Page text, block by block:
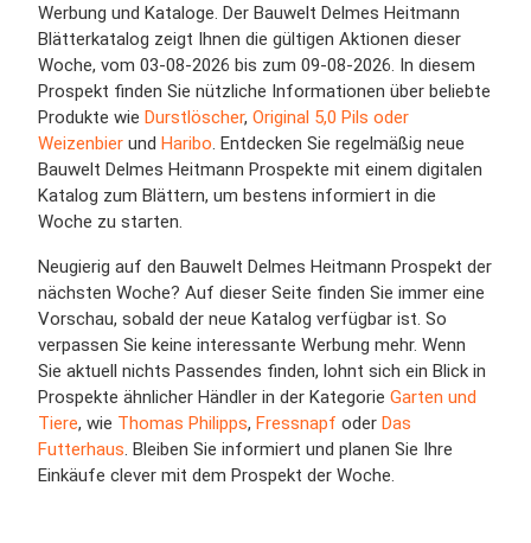
Werbung und Kataloge. Der Bauwelt Delmes Heitmann
Blätterkatalog zeigt Ihnen die gültigen Aktionen dieser
Woche, vom 03-08-2026 bis zum 09-08-2026. In diesem
Prospekt finden Sie nützliche Informationen über beliebte
Produkte wie Durstlöscher, Original 5,0 Pils oder
Weizenbier und Haribo. Entdecken Sie regelmäßig neue
Bauwelt Delmes Heitmann Prospekte mit einem digitalen
Katalog zum Blättern, um bestens informiert in die
Woche zu starten.
Neugierig auf den Bauwelt Delmes Heitmann Prospekt der
nächsten Woche? Auf dieser Seite finden Sie immer eine
Vorschau, sobald der neue Katalog verfügbar ist. So
verpassen Sie keine interessante Werbung mehr. Wenn
Sie aktuell nichts Passendes finden, lohnt sich ein Blick in
Prospekte ähnlicher Händler in der Kategorie Garten und
Tiere, wie Thomas Philipps, Fressnapf oder Das
Futterhaus. Bleiben Sie informiert und planen Sie Ihre
Einkäufe clever mit dem Prospekt der Woche.